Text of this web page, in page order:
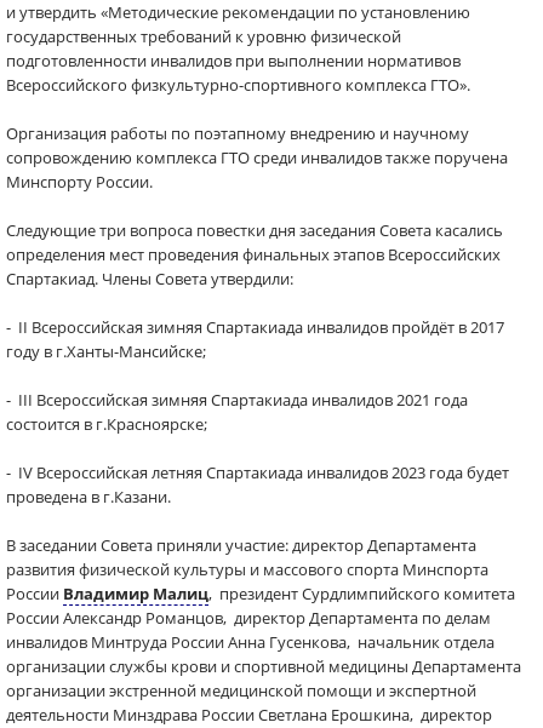
и утвердить «Методические рекомендации по установлению
государственных требований к уровню физической
подготовленности инвалидов при выполнении нормативов
Всероссийского физкультурно-спортивного комплекса ГТО».
Организация работы по поэтапному внедрению и научному
сопровождению комплекса ГТО среди инвалидов также поручена
Минспорту России.
Следующие три вопроса повестки дня заседания Совета касались
определения мест проведения финальных этапов Всероссийских
Спартакиад. Члены Совета утвердили:
- II Всероссийская зимняя Спартакиада инвалидов пройдёт в 2017
году в г.Ханты-Мансийске;
- III Всероссийская зимняя Спартакиада инвалидов 2021 года
состоится в г.Красноярске;
- IV Всероссийская летняя Спартакиада инвалидов 2023 года будет
проведена в г.Казани.
В заседании Совета приняли участие: директор Департамента
развития физической культуры и массового спорта Минспорта
России Владимир Малиц, президент Сурдлимпийского комитета
России Александр Романцов, директор Департамента по делам
инвалидов Минтруда России Анна Гусенкова, начальник отдела
организации службы крови и спортивной медицины Департамента
организации экстренной медицинской помощи и экспертной
деятельности Минздрава России Светлана Ерошкина, директор